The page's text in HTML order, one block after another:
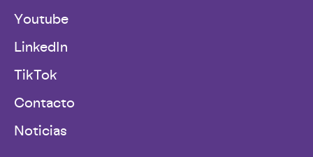
Youtube
LinkedIn
TikTok
Contacto
Noticias